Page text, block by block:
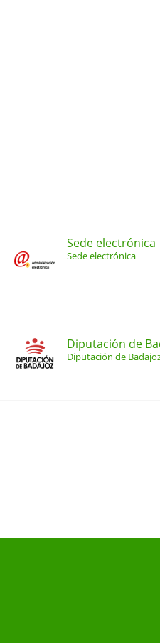
Sede electrónica
Sede electrónica
Diputación de
Diputación de